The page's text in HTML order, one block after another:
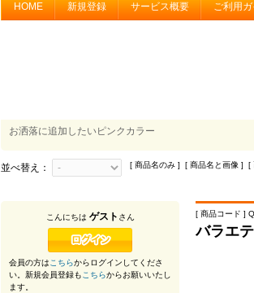
HOME 新規登録 サービス概要 ご利用
お洒落に追加したいピンクカラー
並べ替え： [ 商品名のみ ] [ 商品名と画像 ] [
[ 商品コード ]
バラエ
こんにちは ゲスト さん
会員の方はこちらからログインしてくださ
い。新規会員登録もこちらからお願いいたし
ます。